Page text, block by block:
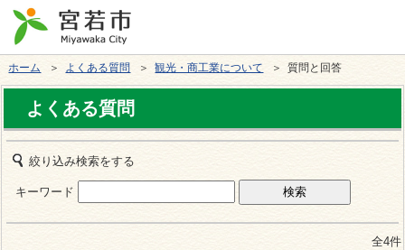
ホーム ＞ よくある質問 ＞観光・商工業について ＞ 質問と回答
よくある質問
絞り込み検索をする
キーワード
全4件